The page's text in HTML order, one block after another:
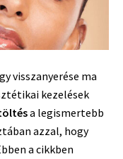
visszanyerése ma
kezelések
a legismertebb
azzal, hogy
a cikkben